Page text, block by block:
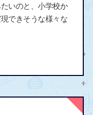
いのと、小学校か
できそうな様々な